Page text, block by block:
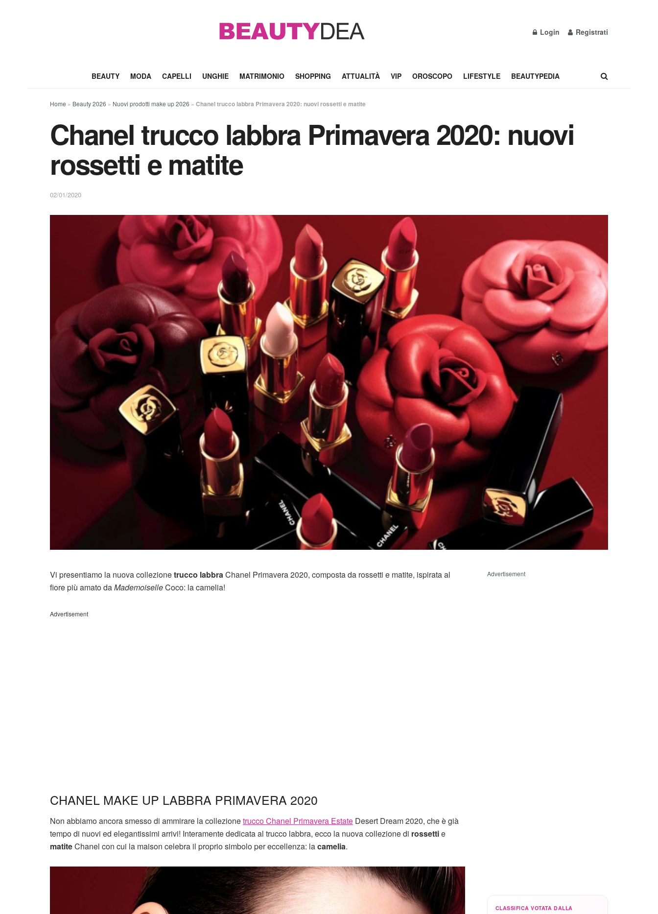
Login Registrati
BEAUTY MODA CAPELLI UNGHIE MATRIMONIO SHOPPING ATTUALITÀ VIP OROSCOPO LIFESTYLE BEAUTYPEDIA
Home » Beauty 2026 » Nuovi prodotti make up 2026 » Chanel trucco labbra Primavera 2020: nuovi rossetti e matite
Chanel trucco labbra Primavera 2020: nuovi
rossetti e matite
02/01/2020
Vi presentiamo la nuova collezionetrucco labbraChanel Primavera 2020, composta da rossetti e matite, ispirata al
fiore più amato daMademoiselleCoco: la camelia!
Advertisement
CHANEL MAKE UP LABBRA PRIMAVERA 2020
Non abbiamo ancora smesso di ammirare la collezionetrucco Chanel Primavera Estate Desert Dream 2020, che è già
tempo di nuovi ed elegantissimi arrivi! Interamente dedicata al trucco labbra, ecco la nuova collezione di rossettie
matiteChanel con cui la maison celebra il proprio simbolo per eccellenza: lacamelia.
Advertisement
CLASSIFICA VOTATA DALLA